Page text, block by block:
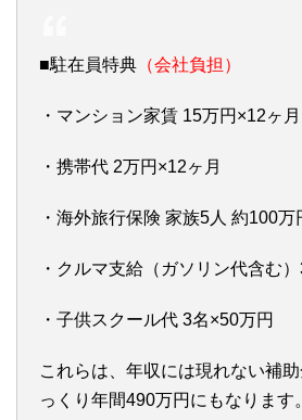
■駐在員特典 （会社負担）
・マンション家賃 15万円×12ヶ月
・携帯代 2万円×12ヶ月
・海外旅行保険 家族5人 約100万
・クルマ支給（ガソリン代含む
・子供スクール代 3名×50万円
これらは、年収には現れない補
っくり年間490万円にもなります。